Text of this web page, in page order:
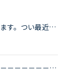
日本語を話す外国人っていつもすごいなと思います。つい最近、大学院生（留学生）と関わることがありました。韓国からまだ来て半年の女性、難しい単語は出てこないようですが、大体の会話ができます。来日して１...
【デイリーニュース学習用トピック】－－－－－－－－－－－－－－－－－－－－－デイリーニュースの学習の効果を上げるために、記事について意見を交換したり、記事の中の単語や文法についての発見や質問を投稿...